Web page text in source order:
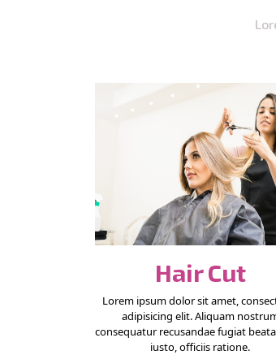
Hair Cut
Lorem ipsum dolor sit amet,
adipisicing elit. Aliquam
consequatur recusandae fugiat
iusto, officiis ratione.